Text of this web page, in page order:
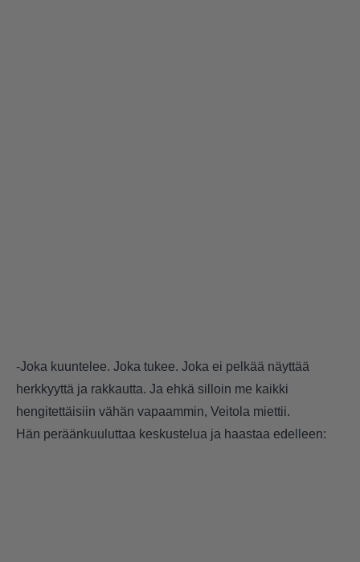
-Joka kuuntelee. Joka tukee. Joka ei pelkää näyttää
herkkyyttä ja rakkautta. Ja ehkä silloin me kaikki
hengitettäisiin vähän vapaammin, Veitola miettii.
Hän peräänkuuluttaa keskustelua ja haastaa edelleen: